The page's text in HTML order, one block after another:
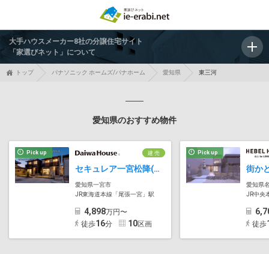
大手ハウスメーカー8社の分譲住宅サイト
「家選びネット」について
トップ パナソニック ホームズ/パナホーム 愛知県 東三河
愛知県のおすすめ物件
Pick up 建 売
セキュレア一宮松降(分譲住宅)
愛知県一宮市
JR東海道本線「尾張一宮」駅
4,898万円〜
徒歩16分 10区画
Pick up
愛知県
JR中央
徒歩